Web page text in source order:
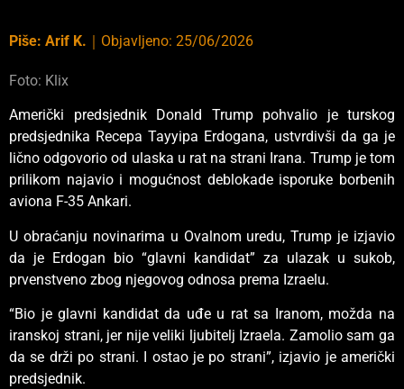
Piše: Arif K. ｜ Objavljeno: 25/06/2026
Foto: Klix
Američki predsjednik Donald Trump pohvalio je turskog
predsjednika Recepa Tayyipa Erdogana, ustvrdivši da ga je
lično odgovorio od ulaska u rat na strani Irana. Trump je tom
prilikom najavio i mogućnost deblokade isporuke borbenih
aviona F-35 Ankari.
U obraćanju novinarima u Ovalnom uredu, Trump je izjavio
da je Erdogan bio “glavni kandidat” za ulazak u sukob,
prvenstveno zbog njegovog odnosa prema Izraelu.
“Bio je glavni kandidat da uđe u rat sa Iranom, možda na
iranskoj strani, jer nije veliki ljubitelj Izraela. Zamolio sam ga
da se drži po strani. I ostao je po strani”, izjavio je američki
predsjednik.